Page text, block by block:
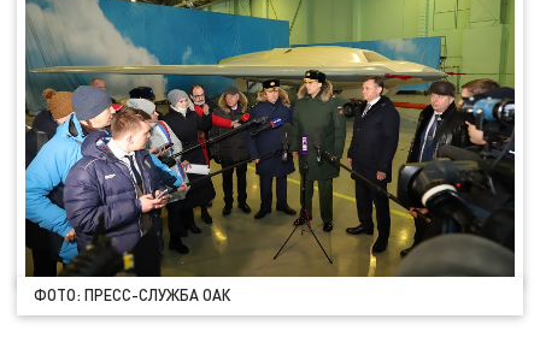
ФОТО: ПРЕСС-СЛУЖБА ОАК